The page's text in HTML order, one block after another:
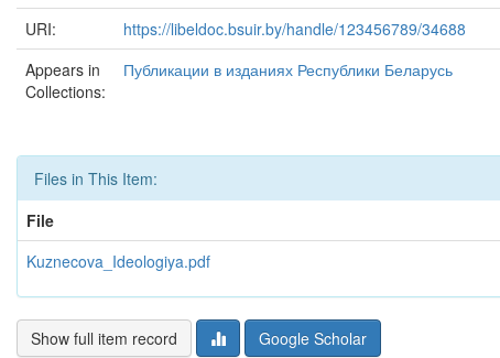
URI:
https://libeldoc.bsuir.by/handle/123456789/34688
Appears in
Collections:
Публикации в изданиях Республики Беларусь
Files in This Item:
File
Kuznecova_Ideologiya.pdf
Show full item record Google Scholar